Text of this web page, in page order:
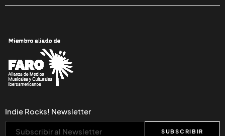
Indie Rocks! Newsletter